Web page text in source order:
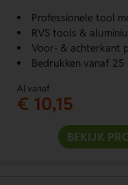
Professionele tool
RVS tools &
Voor- & achterkant
Bedrukken vanaf 25
Al vanaf
€ 10,15
BEKIJK